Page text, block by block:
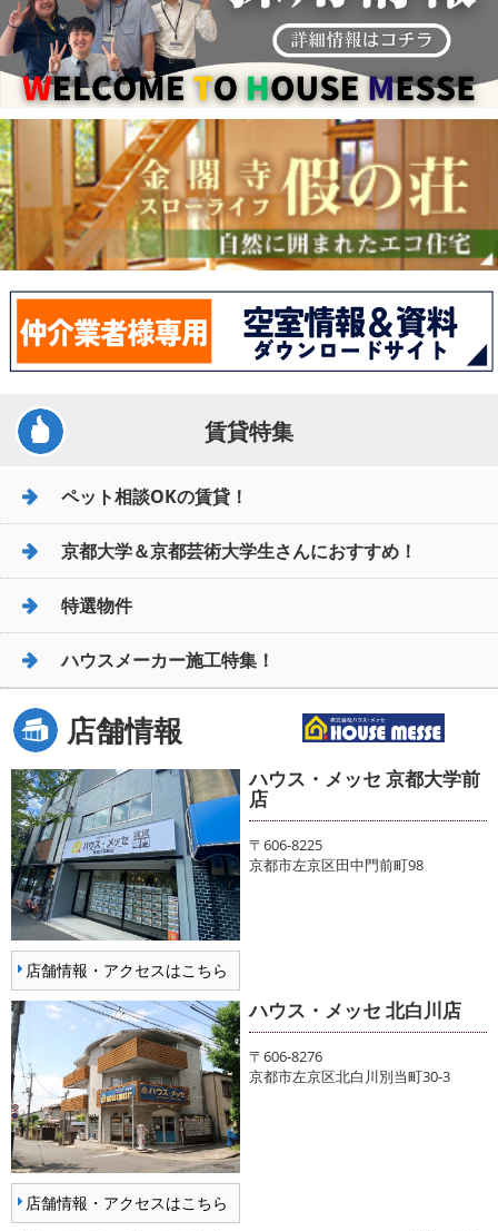
賃貸特集
ペット相談OKの賃貸！
京都大学＆京都芸術大学生さんにおすすめ！
特選物件
ハウスメーカー施工特集！
店舗情報
店舗情報・アクセスはこちら
ハウス・メッセ 京都大学前
店
〒606-8225
京都市左京区田中門前町98
店舗情報・アクセスはこちら
ハウス・メッセ 北白川店
〒606-8276
京都市左京区北白川別当町30-3